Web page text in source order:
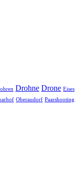
Drohne Drone Eises
Oberaudorf Paarshooting